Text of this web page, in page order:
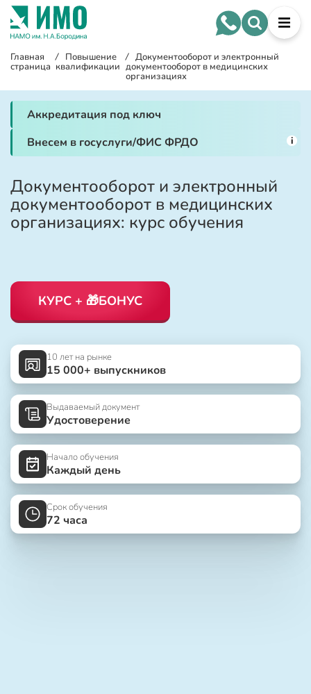
Главная
страница
/ Повышение
квалификации
/ Документооборот и электронный
документооборот в медицинских
организациях
Аккредитация под ключ
Внесем в госуслуги/ФИС ФРДО
i
Документооборот и электронный
документооборот в медицинских
организациях: курс обучения
КУРС + 🎁БОНУС
10 лет на рынке
15 000+ выпускников
Выдаваемый документ
Удостоверение
Начало обучения
Каждый день
Срок обучения
72 часа